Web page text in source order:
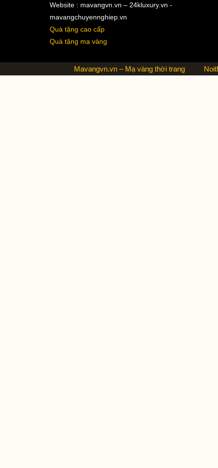
Website : mavangvn.vn – 24kluxury.vn -
mavangchuyennghiep.vn
Quà tặng cao cấp
Quà tặng mạ vàng
Mavangvn.vn – Mạ vàng thời trang